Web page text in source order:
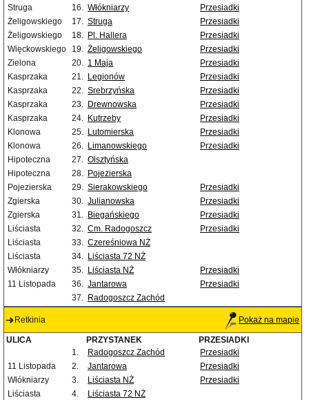
Struga
16. Włókniarzy
Przesiadki
Żeligowskiego
17. Struga
Przesiadki
Żeligowskiego
18. Pl. Hallera
Przesiadki
Więckowskiego
19. Żeligowskiego
Przesiadki
Zielona
20. 1 Maja
Przesiadki
Kasprzaka
21. Legionów
Przesiadki
Kasprzaka
22. Srebrzyńska
Przesiadki
Kasprzaka
23. Drewnowska
Przesiadki
Kasprzaka
24. Kutrzeby
Przesiadki
Klonowa
25. Lutomierska
Przesiadki
Klonowa
26. Limanowskiego
Przesiadki
Hipoteczna
27. Olsztyńska
Hipoteczna
28. Pojezierska
Pojezierska
29. Sierakowskiego
Przesiadki
Zgierska
30. Julianowska
Przesiadki
Zgierska
31. Biegańskiego
Przesiadki
Liściasta
32. Cm. Radogoszcz
Przesiadki
Liściasta
33. Czereśniowa NŻ
Liściasta
34. Liściasta 72 NŻ
Włókniarzy
35. Liściasta NŻ
Przesiadki
11 Listopada
36. Jantarowa
Przesiadki
37. Radogoszcz Zachód
Retkinia Pokaż na mapie
ULICA PRZYSTANEK
PRZESIADKI
1.
Radogoszcz Zachód
Przesiadki
11 Listopada
2. Jantarowa
Przesiadki
Włókniarzy
3. Liściasta NŻ
Przesiadki
Liściasta
4.
Liściasta 72 NŻ